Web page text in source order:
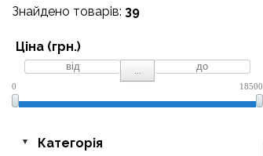
Знайдено товарів: 39
Ціна (грн.)
...
0 18500
Категорія